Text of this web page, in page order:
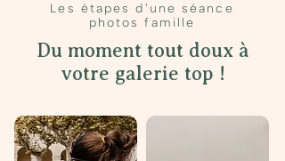
Les étapes d'une séance
photos famille
Du moment tout doux à
votre galerie top !